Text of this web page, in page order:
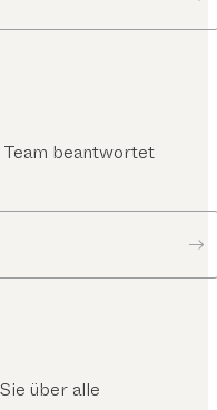
Team beantwortet
über alle